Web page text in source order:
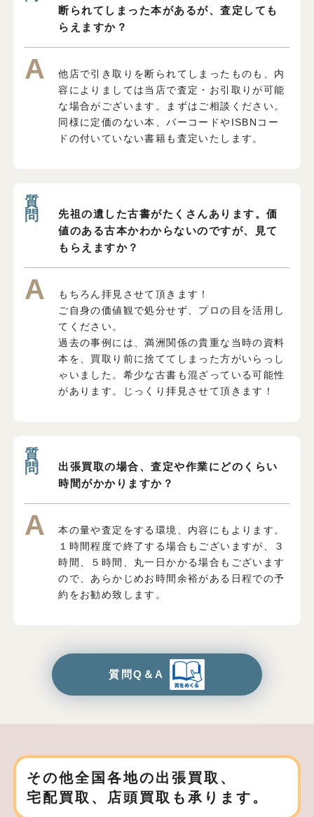
断られてしまった本があるが、査定しても
らえますか？
他店で引き取りを断られてしまったものも、内
容によりましては当店で査定・お引取りが可能
な場合がございます。まずはご相談ください。
同様に定価のない本、バーコードやISBNコー
ドの付いていない書籍も査定いたします。
先祖の遺した古書がたくさんあります。価
値のある古本かわからないのですが、見て
もらえますか？
もちろん拝見させて頂きます！
ご自身の価値観で処分せず、プロの目を活用し
てください。
過去の事例には、満洲関係の貴重な当時の資料
本を、買取り前に捨ててしまった方がいらっし
ゃいました。希少な古書も混ざっている可能性
があります。じっくり拝見させて頂きます！
出張買取の場合、査定や作業にどのくらい
時間がかかりますか？
本の量や査定をする環境、内容にもよります。
１時間程度で終了する場合もございますが、３
時間、５時間、丸一日かかる場合もございます
ので、あらかじめお時間余裕がある日程での予
約をお勧め致します。
質問Q＆A
その他全国各地の出張買取、
宅配買取、店頭買取も承ります。